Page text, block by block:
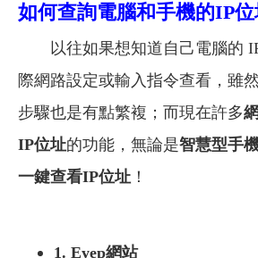
如何查詢電腦和手機的IP位
以往如果想知道自己電腦的
際網路設定或輸入指令查看，雖
步驟也是有點繁複；而現在許多
IP位址的功能，無論是智慧型手
一鍵查看IP位址 ！
1. Eyep網站